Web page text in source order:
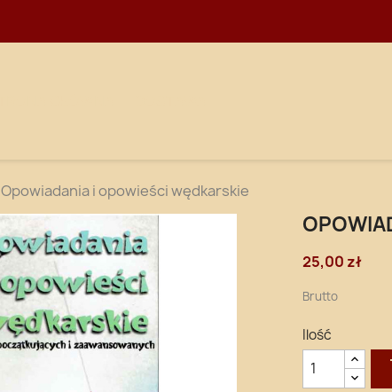
Opowiadania i opowieści wędkarskie
25,00 zł
Brutto
Ilość